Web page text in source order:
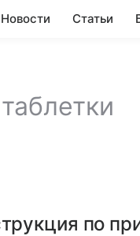
Новости Статьи
таблетки
по